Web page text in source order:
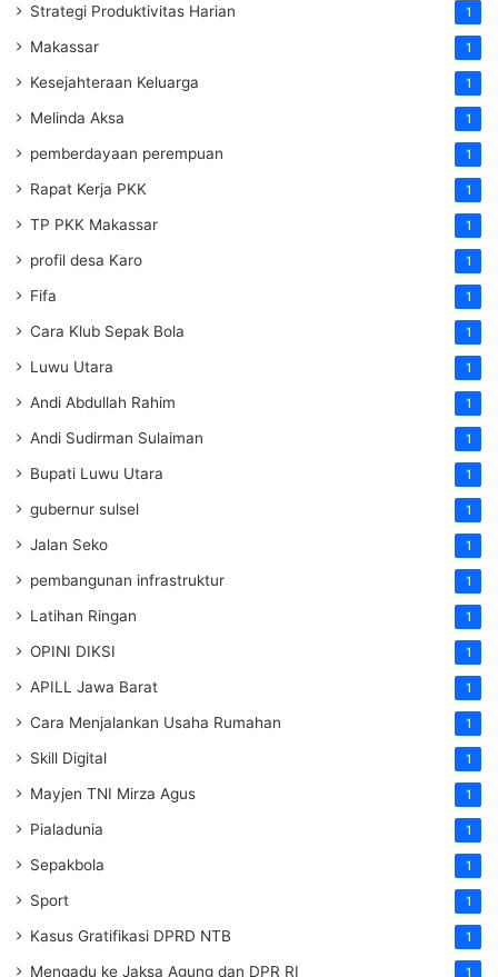
Strategi Produktivitas Harian 1
Makassar 1
Kesejahteraan Keluarga 1
Melinda Aksa 1
pemberdayaan perempuan 1
Rapat Kerja PKK 1
TP PKK Makassar 1
profil desa Karo 1
Fifa 1
Cara Klub Sepak Bola 1
Luwu Utara 1
Andi Abdullah Rahim 1
Andi Sudirman Sulaiman 1
Bupati Luwu Utara 1
gubernur sulsel 1
Jalan Seko 1
pembangunan infrastruktur 1
Latihan Ringan 1
OPINI DIKSI 1
APILL Jawa Barat 1
Cara Menjalankan Usaha Rumahan 1
Skill Digital 1
Mayjen TNI Mirza Agus 1
Pialadunia 1
Sepakbola 1
Sport 1
Kasus Gratifikasi DPRD NTB 1
Mengadu ke Jaksa Agung dan DPR RI 1